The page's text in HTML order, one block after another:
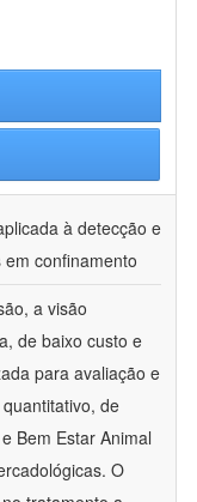
à detecção e
confinamento
a visão
de baixo custo e
para avaliação e
de
Bem Estar Animal
O